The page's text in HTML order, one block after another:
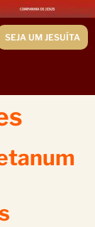
SEJA UM JESUÍTA